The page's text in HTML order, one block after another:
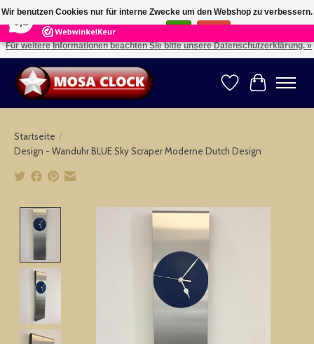
164 Reviews ×
Kies uw taal: NL -- Wählen Sie ihre Sprache: DE -- Choose your language: EN ⇓ ⇒
Wunschzettel
Ihr
Startseite /
Design - Wanduhr BLUE Sky Scraper Moderne Dutch Design
Product image slideshow Items
Wir benutzen Cookies nur für interne Zwecke um den Webshop zu verbessern.
Ist das in Ordnung?
Für weitere Informationen beachten Sie bitte unsere Datenschutzerklärung. »